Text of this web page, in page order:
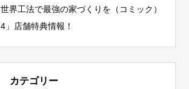
世界工法で最強の家づくりを（コミック）
4」店舗特典情報！
カテゴリー